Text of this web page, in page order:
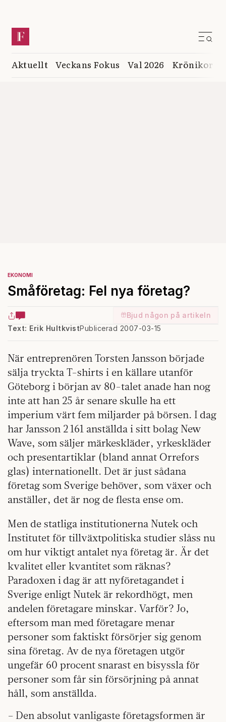
Aktuellt Veckans Fokus Val 2026 Krönikor
EKONOMI
Småföretag: Fel nya företag?
Bjud någon på artikeln
Text: Erik HultkvistPublicerad 2007-03-15
När entreprenören Torsten Jansson började
sälja tryckta T-shirts i en källare utanför
Göteborg i början av 80-talet anade han nog
inte att han 25 år senare skulle ha ett
imperium värt fem miljarder på börsen. I dag
har Jansson 2 161 anställda i sitt bolag New
Wave, som säljer märkeskläder, yrkeskläder
och presentartiklar (bland annat Orrefors
glas) internationellt. Det är just sådana
företag som Sverige behöver, som växer och
anställer, det är nog de flesta ense om.
Men de statliga institutionerna Nutek och
Institutet för tillväxtpolitiska studier slåss nu
om hur viktigt antalet nya företag är. Är det
kvalitet eller kvantitet som räknas?
Paradoxen i dag är att nyföretagandet i
Sverige enligt Nutek är rekordhögt, men
andelen företagare minskar. Varför? Jo,
eftersom man med företagare menar
personer som faktiskt försörjer sig genom
sina företag. Av de nya företagen utgör
ungefär 60 procent snarast en bisyssla för
personer som får sin försörjning på annat
håll, som anställda.
– Den absolut vanligaste företagsformen är